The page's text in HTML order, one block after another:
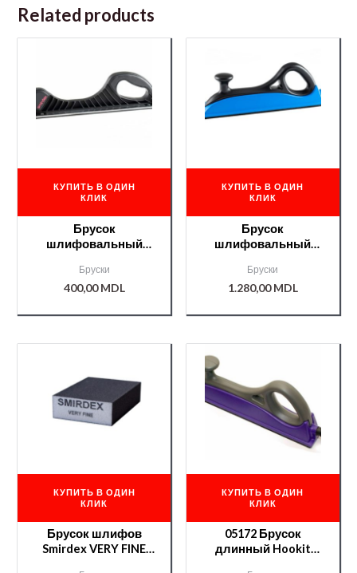
Related products
КУПИТЬ В ОДИН
КЛИК
Брусок
шлифовальный
/000008377/
Бруски
400,00MDL
КУПИТЬ В ОДИН
КЛИК
Брусок
шлифовальный
пылеотводом
Smirdex 14отв (966)
Бруски
1.280,00MDL
КУПИТЬ В ОДИН
КЛИК
Брусок шлифов
Smirdex VERY FINE
КУПИТЬ В ОДИН
КЛИК
05172 Брусок
длинный Hookit